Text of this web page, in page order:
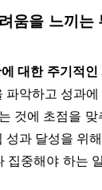
움을 느끼는
대한 주기적인
악하고 성과
것에 초점을 맞
성과 달성을 위
중해야 하는